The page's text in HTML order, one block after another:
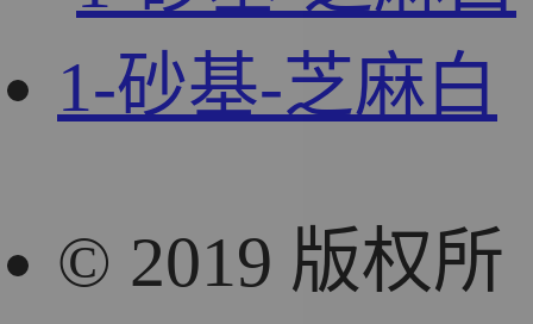
1-砂基-芝麻白
© 2019 版权所